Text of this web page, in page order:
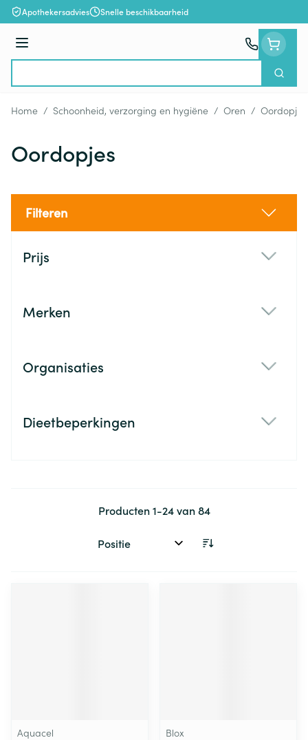
Ga naar de inhoud
Apothekersadvies Snelle beschikbaarheid
Menu
Zoek
Home / Schoonheid, verzorging en hygiëne / Oren / Oordopjes
Oordopjes
Filteren
Prijs
Merken
Organisaties
Dieetbeperkingen
Producten1-24van84
Sorteer op:
Aquacel
Blox